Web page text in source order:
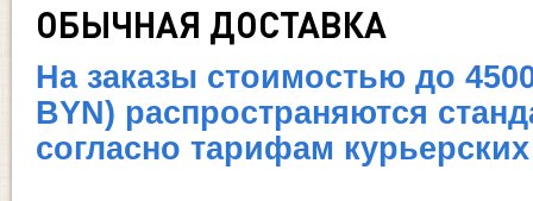
ОБЫЧНАЯ ДОСТАВКА
На заказы стоимостью до
BYN) распространяются
согласно тарифам